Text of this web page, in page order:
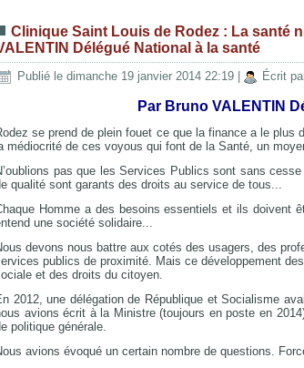
Clinique Saint Louis de Rodez : La santé
Délégué National à la santé
Publié le dimanche 19 janvier 2014 22:19 Écrit
Par Bruno VALENTIN
se prend de plein fouet ce que la finance a le
médiocrité de ces voyous qui font de la Santé, un
pas que les Services Publics sont sans
qualité sont garants des droits au service de tous...
Homme a des besoins essentiels et ils doivent
une société solidaire...
devons nous battre aux cotés des usagers, des
publics de proximité. Mais ce développement
et des droits du citoyen.
2012, une délégation de République et Socialisme
avions écrit à la Ministre (toujours en poste en
politique générale.
avions évoqué un certain nombre de questions.